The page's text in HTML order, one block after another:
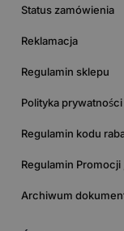
Status zamówienia
Reklamacja
Regulamin sklepu
Polityka prywatności
Regulamin kodu
Regulamin Promocji
Archiwum